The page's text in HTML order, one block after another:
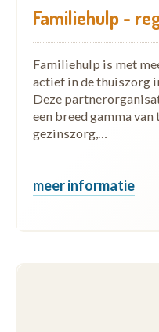
Familiehulp -
Familiehulp is met
actief in de thuiszorg
Deze
een breed gamma
gezinszorg,…
meer informatie